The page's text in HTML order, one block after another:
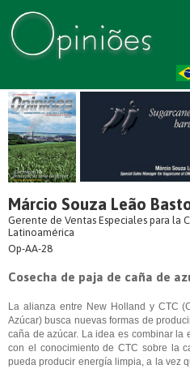
Márcio Souza Leão
Gerente de Ventas Especiales para la
Latinoamérica
Op-AA-28
Cosecha de paja de caña de
La alianza entre New Holland y CTC
Azúcar) busca nuevas formas de
caña de azúcar. La idea es combinar la
con el conocimiento de CTC sobre la
pueda producir energía limpia, a la vez